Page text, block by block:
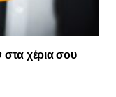
χέρια σου